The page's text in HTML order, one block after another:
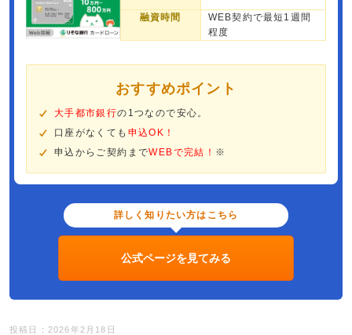
融資時間
WEB契約で最短1週間
程度
おすすめポイント
大手都市銀行の1つなので安心。
口座がなくても 申込OK！
申込からご契約までWEBで完結！ ※
詳しく知りたい方はこちら
公式ページを見てみる
投稿日：2026年2月18日